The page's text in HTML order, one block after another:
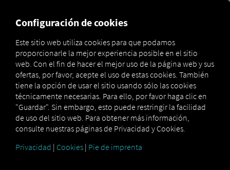
Glossar
Gesetzliche Fahrzeugprüfung: Abfahrtskontrolle
erklärt
COMPROBACIÓN
PREVIA A LA SALIDA
Configuración de cookies
Este sitio web utiliza cookies para que podamos
proporcionarle la mejor experiencia posible en el sitio
web. Con el fin de hacer el mejor uso de la página web y sus
ofertas, por favor, acepte el uso de estas cookies. También
tiene la opción de usar el sitio usando sólo las cookies
técnicamente necesarias. Para ello, por favor haga clic en
"Guardar". Sin embargo, esto puede restringir la facilidad
de uso del sitio web. Para obtener más información,
consulte nuestras páginas de Privacidad y Cookies.
Privacidad | Cookies | Pie de imprenta